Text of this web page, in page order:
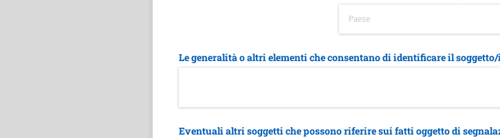
Le generalità o altri elementi che consentano di identificare il
Eventuali altri soggetti che possono riferire sui fatti oggetto di